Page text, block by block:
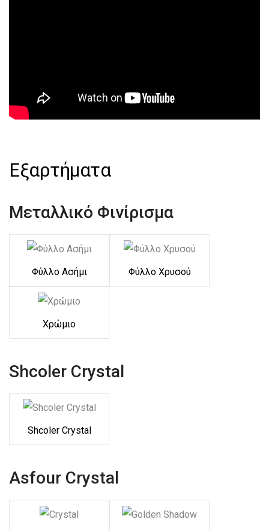
Εξαρτήματα
Μεταλλικό Φινίρισμα
Φύλλο Ασήμι Φύλλο Χρυσού
Χρώμιο
Shcoler Crystal
Shcoler Crystal
Asfour Crystal